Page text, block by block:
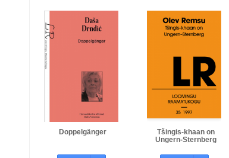
Doppelgänger
Tšingis-khaan on
Ungern-Sternberg